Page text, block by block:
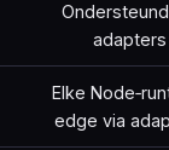
adapters
Elke
edge via